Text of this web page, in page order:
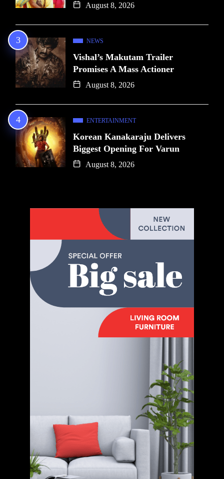
August 8, 2026
NEWS
Vishal’s Makutam Trailer
Promises A Mass Actioner
August 8, 2026
ENTERTAINMENT
Korean Kanakaraju Delivers
Biggest Opening For Varun
August 8, 2026